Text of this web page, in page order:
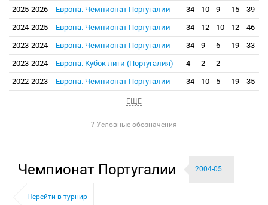
2025-2026
Европа. Чемпионат Португалии 34 10 9 15
39
2024-2025
Европа. Чемпионат Португалии 34 12 10 12
46
2023-2024
Европа. Чемпионат Португалии 34 9 6 19
33
2023-2024
Европа. Кубок лиги (Португалия) 4 2 2 -
-
2022-2023
Европа. Чемпионат Португалии 34 10 5 19 35
ЕЩЕ
? Условные обозначения
Чемпионат Португалии 2004-05
Перейти в турнир